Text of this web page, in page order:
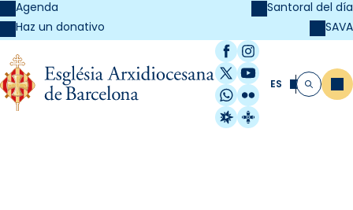
Agenda
Haz un donativo
Santoral del día
SAVA
Facebook
Instagram
X / Twitter
YouTube
WhatsApp
Flickr
Radio Estel
Catalunya
ES Buscar